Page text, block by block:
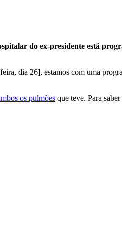
do ex-presidente está
dia 26], estamos com uma
os pulmões que teve. Para